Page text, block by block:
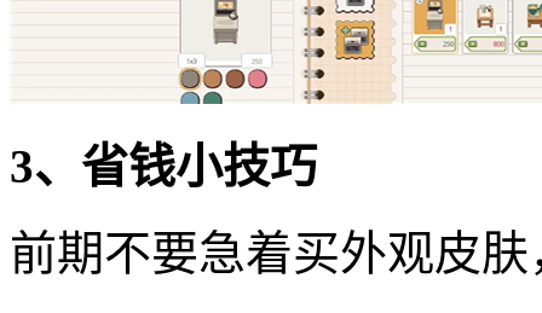
3、省钱小技巧
前期不要急着买外观皮